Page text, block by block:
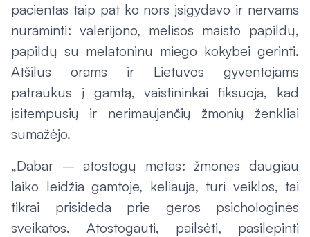
pacientas taip pat ko nors įsigydavo ir nervams
nuraminti: valerijono, melisos maisto papildų,
papildų su melatoninu miego kokybei gerinti.
Atšilus orams ir Lietuvos gyventojams
patraukus į gamtą, vaistininkai fiksuoja, kad
įsitempusių ir nerimaujančių žmonių ženkliai
sumažėjo.
„Dabar – atostogų metas: žmonės daugiau
laiko leidžia gamtoje, keliauja, turi veiklos, tai
tikrai prisideda prie geros psichologinės
sveikatos. Atostogauti, pailsėti, pasilepinti